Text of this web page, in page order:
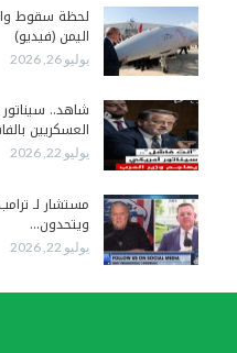
لحظة سقوط
اليمن (فيديو)
يوليو 26, 2026
شاهد..
العسكريين
يوليو 22, 2026
مستشار لـ
ويتحدون…
يوليو 22, 2026